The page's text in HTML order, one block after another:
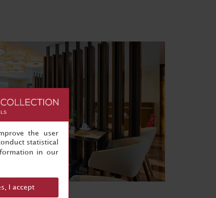
the user
statistical
in our
I accept